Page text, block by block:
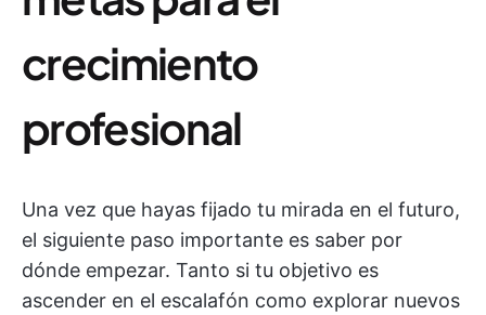
crecimiento
profesional
Una vez que hayas fijado tu mirada en el futuro,
el siguiente paso importante es saber por
dónde empezar. Tanto si tu objetivo es
ascender en el escalafón como explorar nuevos